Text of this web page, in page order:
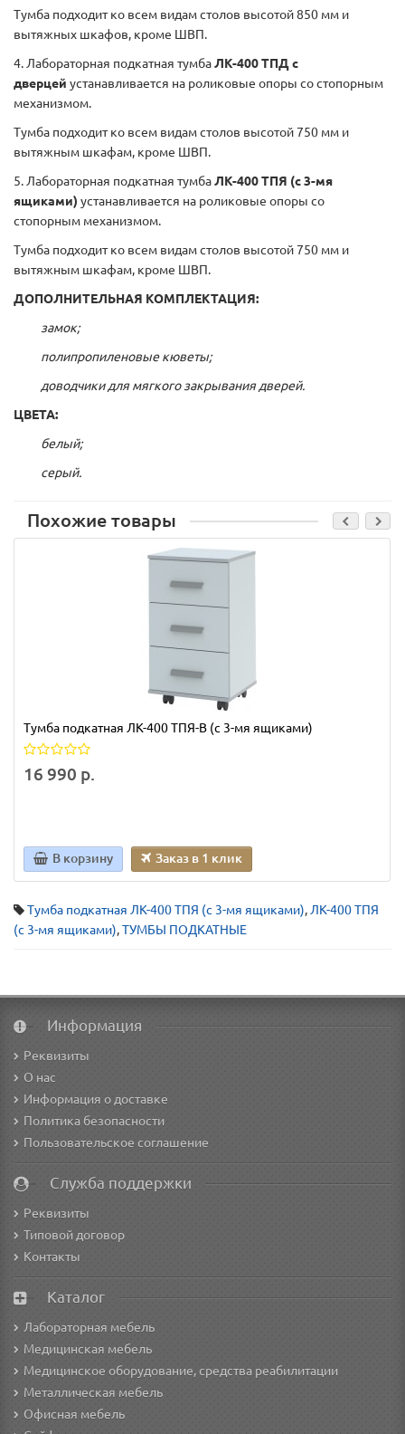
Тумба подходит ко всем видам столов высотой 850 мм и
вытяжных шкафов, кроме ШВП.
4. Лабораторная подкатная тумбаЛК-400 ТПД с
дверцей устанавливается на роликовые опоры со стопорным
механизмом.
Тумба подходит ко всем видам столов высотой 750 мм и
вытяжным шкафам, кроме ШВП.
5. Лабораторная подкатная тумбаЛК-400 ТПЯ (с 3-мя
ящиками) устанавливается на роликовые опоры со
стопорным механизмом.
Тумба подходит ко всем видам столов высотой 750 мм и
вытяжным шкафам, кроме ШВП.
ДОПОЛНИТЕЛЬНАЯ КОМПЛЕКТАЦИЯ:
замок;
полипропиленовые кюветы;
доводчики для мягкого закрывания дверей.
ЦВЕТА:
белый;
серый.
Похожие товары
Тумба подкатная ЛК-400 ТПЯ-В (с 3-мя ящиками)
16 990 р.
В корзину Заказ в 1 клик
Тумба подкатная ЛК-400 ТПЯ (с 3-мя ящиками), ЛК-400 ТПЯ
(с 3-мя ящиками),ТУМБЫ ПОДКАТНЫЕ
Информация
Реквизиты
О нас
Информация о доставке
Политика безопасности
Пользовательское соглашение
Служба поддержки
Реквизиты
Типовой договор
Контакты
Каталог
Лабораторная мебель
Медицинская мебель
Медицинское оборудование, средства реабилитации
Металлическая мебель
Офисная мебель